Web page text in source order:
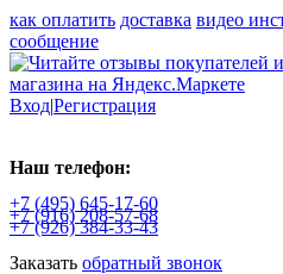
как оплатить доставка видео
сообщение
Вход|Регистрация
Наш телефон:
+7 (495) 645-17-60
+7 (916)208-57-68
+7 (926)384-33-43
Заказать обратный звонок